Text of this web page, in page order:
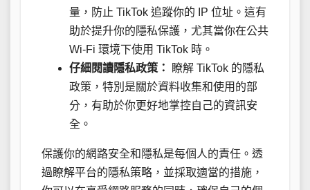
量，防止 TikTok 追蹤你的 IP 位址。這有
助於提升你的隱私保護，尤其當你在公共
Wi-Fi 環境下使用 TikTok 時。
仔細閱讀隱私政策：
瞭解 TikTok 的隱私
政策，特別是關於資料收集和使用的部
分，有助於你更好地掌控自己的資訊安
全。
保護你的網路安全和隱私是每個人的責任。透
過瞭解平台的隱私策略，並採取適當的措施，